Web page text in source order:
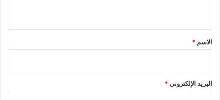
*
الاسم *
البريد الإلكتروني*